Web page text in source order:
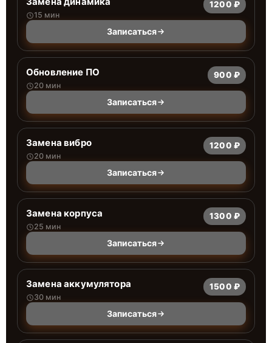
15 мин
1200 ₽
Записаться
Обновление ПО
20 мин
900 ₽
Записаться
Замена вибро
20 мин
1200 ₽
Записаться
Замена корпуса
25 мин
1300 ₽
Записаться
Замена аккумулятора
30 мин
1500 ₽
Записаться